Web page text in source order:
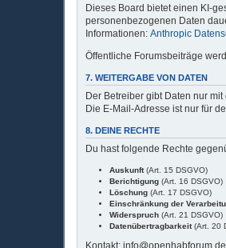
Dieses Board bietet einen KI-
personenbezogenen Daten
Informationen: Anthropic
Öffentliche Forumsbeiträge
7. WEITERGABE VON DATEN
Der Betreiber gibt Daten nur
Die E-Mail-Adresse ist nur für
8. DEINE RECHTE
Du hast folgende Rechte
Auskunft(Art. 15 DSGVO)
Berichtigung (Art. 16 DSGVO)
Löschung (Art. 17 DSGVO)
Einschränkung der
Widerspruch (Art. 21 DSGVO)
Datenübertragbarkeit(Art. 20
Kontakt: info@openhabforum.de